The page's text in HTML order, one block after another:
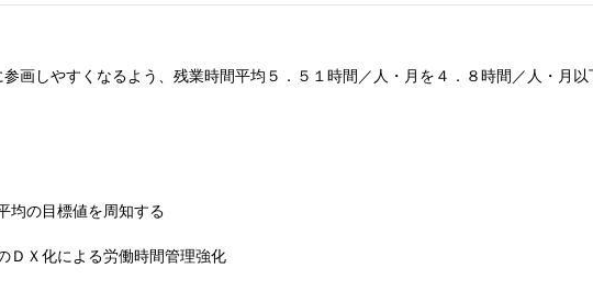
画しやすくなるよう、残業時間平均５．５１時間／人・月を４．８時間／人・月以
の目標値を周知する
Ｘ化による労働時間管理強化